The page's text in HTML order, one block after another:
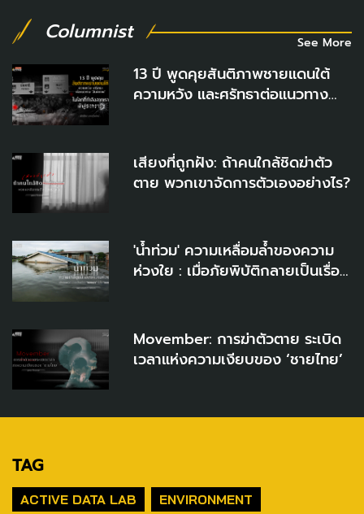
Columnist See More
13 ปี พูดคุยสันติภาพชายแดนใต้
ความหวัง และศรัทธาต่อแนวทาง
เสียงที่ถูกฝัง: ถ้าคนใกล้ชิดฆ่าตัว
ตาย พวกเขาจัดการตัวเองอย่างไร?
'น้ำท่วม' ความเหลื่อมล้ำของความ
ห่วงใย : เมื่อภัยพิบัติกลายเป็นเรื่อง
Movember: การฆ่าตัวตาย ระเบิด
เวลาแห่งความเงียบของ ‘ชายไทย’
TAG
ACTIVE DATA LAB
ENVIRONMENT